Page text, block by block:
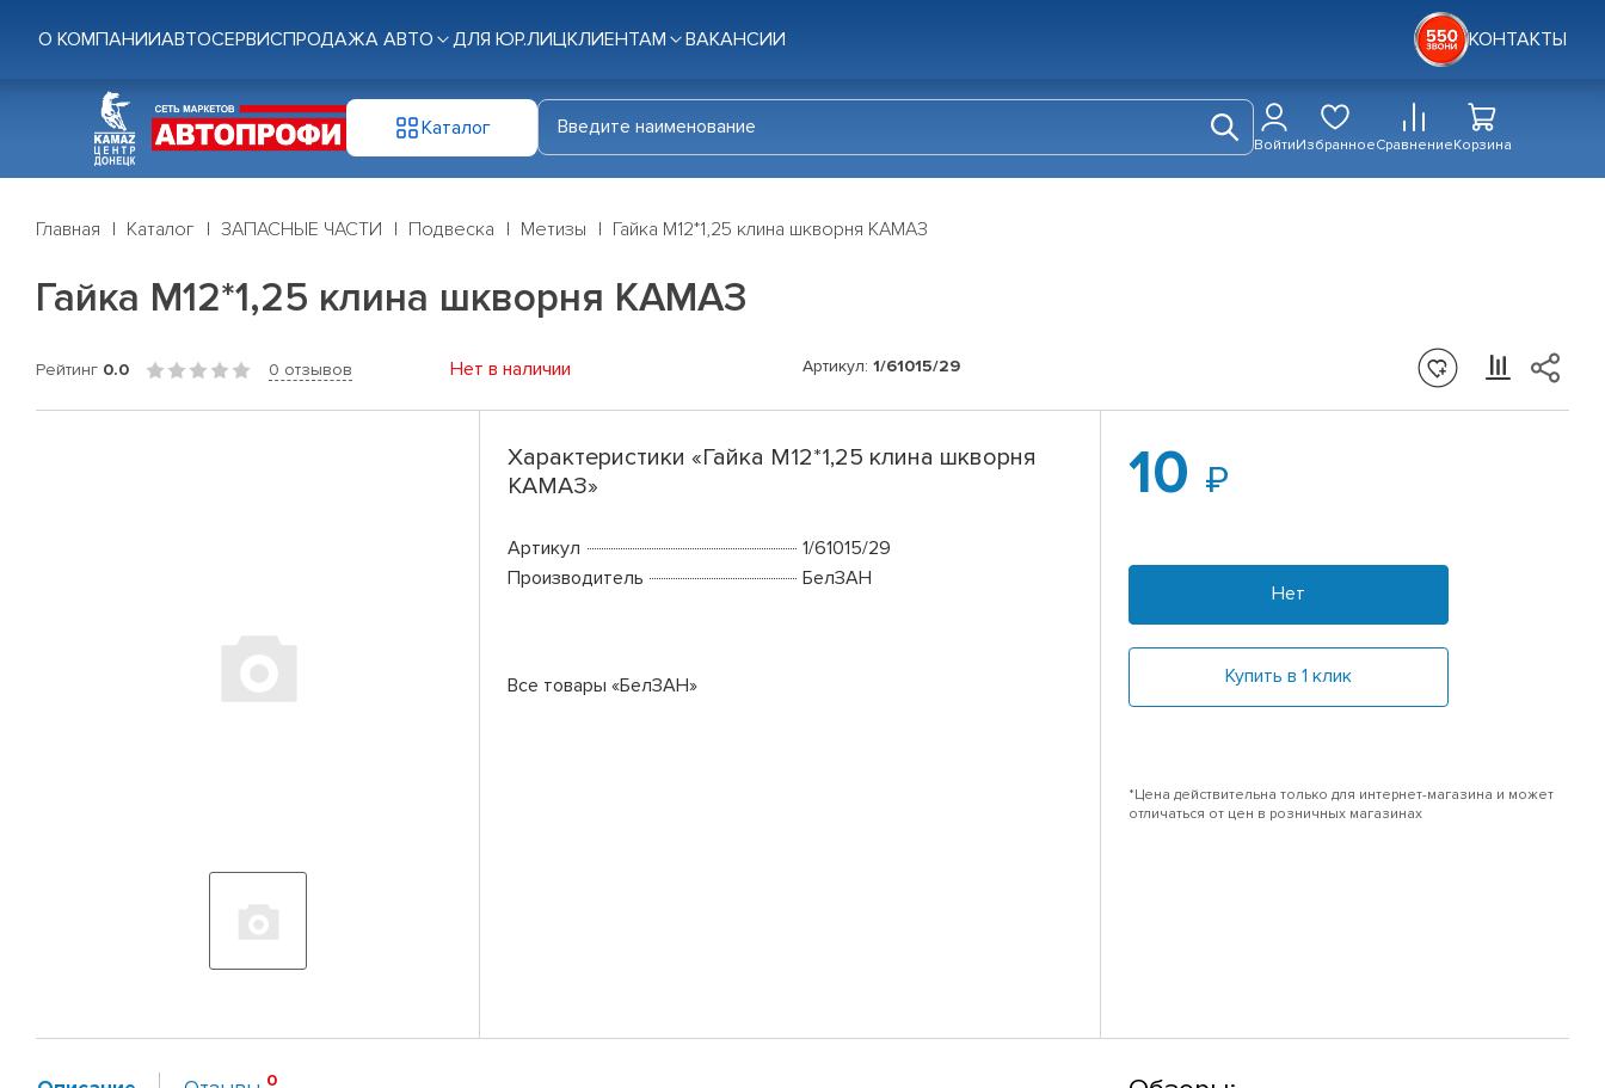
О КОМПАНИИАВТОСЕРВИСПРОДАЖА АВТО ДЛЯ ЮР.ЛИЦКЛИЕНТАМ ВАКАНСИИ КОНТАКТЫ
Каталог
ВойтиИзбранноеСравнениеКорзина
Главная Каталог ЗАПАСНЫЕ ЧАСТИ Подвеска Метизы Гайка М12*1,25 клина шкворня КАМАЗ
Гайка М12*1,25 клина шкворня КАМАЗ
Рейтинг 0.0 0 отзывов Нет в наличии Артикул: 1/61015/29
Характеристики «Гайка М12*1,25 клина шкворня
КАМАЗ»
Артикул
1/61015/29
Производитель
БелЗАН
Все товары «БелЗАН»
10
Нет
Купить в 1 клик
*Цена действительна только для интернет-магазина и может
отличаться от цен в розничных магазинах